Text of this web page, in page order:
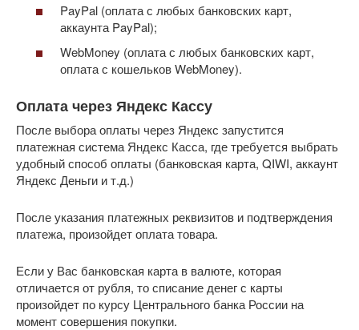
PayPal (оплата с любых банковских карт,
аккаунта PayPal);
WebMoney (оплата с любых банковских карт,
оплата с кошельков WebMoney).
Оплата через Яндекс Кассу
После выбора оплаты через Яндекс запустится
платежная система Яндекс Касса, где требуется выбрать
удобный способ оплаты (банковская карта, QIWI, аккаунт
Яндекс Деньги и т.д.)
После указания платежных реквизитов и подтверждения
платежа, произойдет оплата товара.
Если у Вас банковская карта в валюте, которая
отличается от рубля, то списание денег с карты
произойдет по курсу Центрального банка России на
момент совершения покупки.